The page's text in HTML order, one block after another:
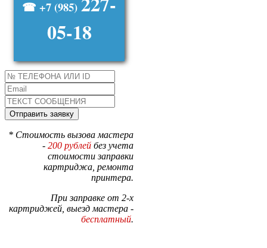
☎ +7 (985)
05-18
* Стоимость вызова мастера
- 200 рублей без учета
стоимости заправки
картриджа, ремонта
принтера.
При заправке от 2-х
картриджей, выезд мастера -
бесплатный.